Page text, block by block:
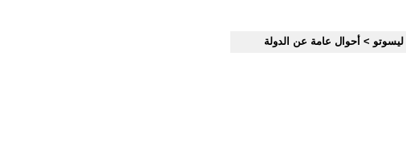
ليسوتو > أحوال عامة عن الدولة